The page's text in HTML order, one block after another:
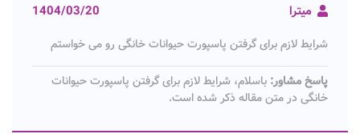
میترا 1404/03/20
شرایط لازم برای گرفتن پاسپورت حیوانات خانگی رو می خواستم
پاسخ مشاور: باسلام، شرایط لازم برای گرفتن پاسپورت حیوانات
خانگی در متن مقاله ذکر شده است.